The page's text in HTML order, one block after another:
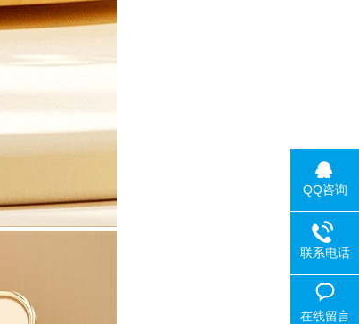
QQ咨询
联系电话
在线留言